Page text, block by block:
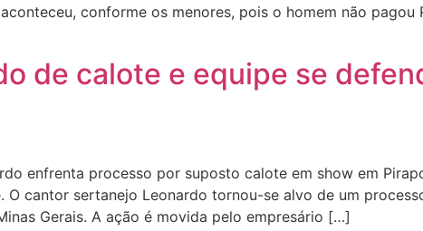
conforme os menores, pois o homem não
de calote e equipe se
enfrenta processo por suposto calote em show em
cantor sertanejo Leonardo tornou-se alvo de um
Gerais. A ação é movida pelo empresário […]